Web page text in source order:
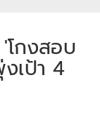
กงสอบ
เป้า 4